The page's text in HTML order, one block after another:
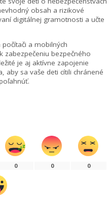
obsah a rizikové
digitálnej gramotnosti a učte
a mobilných
zabezpečeniu bezpečného
je aj aktívne zapojenie
aby sa vaše deti cítili chránené
0 0 0